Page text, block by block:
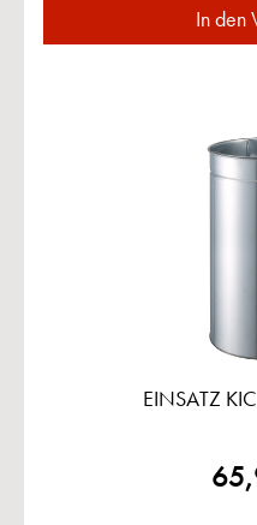
In den
EINSATZ